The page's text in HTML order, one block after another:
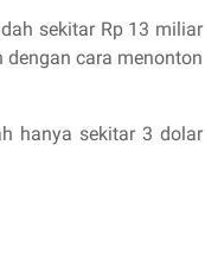
sekitar Rp 13 miliar
cara menonton
hanya sekitar 3 dolar